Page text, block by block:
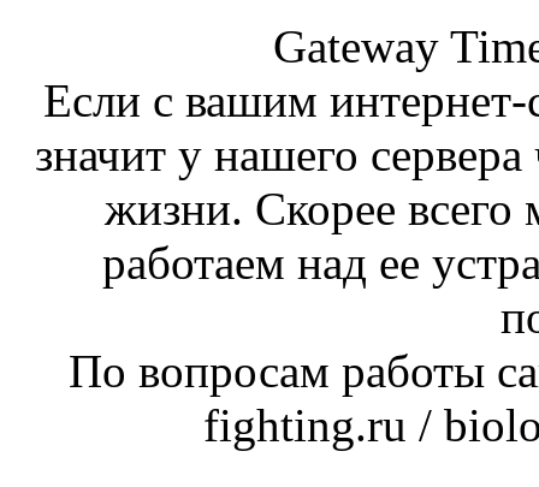
Gateway
Если с вашим интернет-
значит у нашего
жизни. Скорее
работаем над ее
По вопросам работы
fighting.ru /